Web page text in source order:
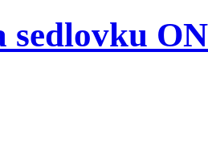
sedlovku